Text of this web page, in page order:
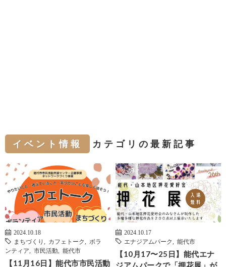
イベント情報 カテゴリの最新記事
2024.10.18
まちづくり
カフェトーク
ボラ
ンティア
市民活動 能代市
【11月16日】能代市市民活動
2024.10.17
エナジアムパーク
能代市
【10月17〜25日】能代エナ
ジアムパークで「押花展」が